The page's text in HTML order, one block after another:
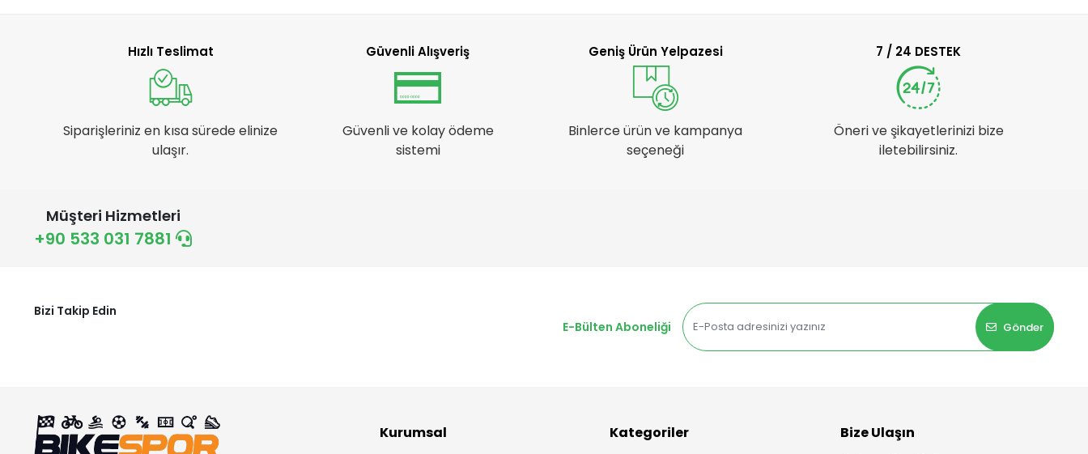
Hızlı Teslimat
Siparişleriniz en kısa sürede elinize
ulaşır.
Güvenli Alışveriş
Güvenli ve kolay ödeme
sistemi
Geniş Ürün Yelpazesi
Binlerce ürün ve kampanya
seçeneği
7 / 24 DESTEK
Öneri ve şikayetlerinizi bize
iletebilirsiniz.
Müşteri Hizmetleri
+90 533 031 7881
Bizi Takip Edin
E-Bülten Aboneliği
Gönder
Kurumsal Kategoriler Bize Ulaşın